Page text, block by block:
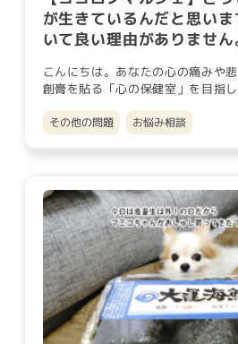
が生きているんだと思い
いて良い理由がありません
こんにちは。あなたの心の痛みや
創膏を貼る「心の保健室」を目指
その他の問題 お悩み相談